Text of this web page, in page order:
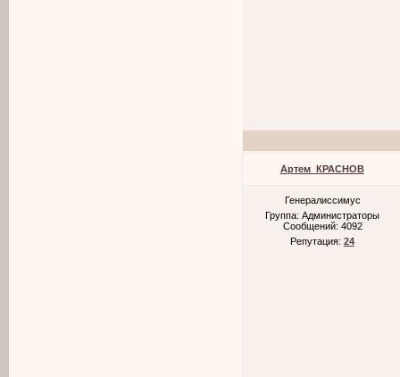
Артем_КРАСНОВ
Генералиссимус
Группа: Администраторы
Сообщений: 4092
Репутация: 24